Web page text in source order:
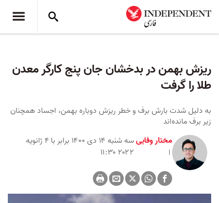
ریزش بهمن در بدخشان جان پنج کارگر معدن
طلا را گرفت
به دلیل شدت بارش برف‌ و خطر ریزش دوباره بهمن، اجساد همچنان
زیر برف‌ مانده‌اند
مختار وفایی
سه شنبه ۱۴ دی ۱۴۰۰ برابر با ۴ ژانویه
۲۰۲۲ ۱۱:۳۰